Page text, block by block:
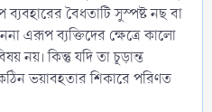
বৈধতাটি সুস্পষ্ট নছ বা
এরূপ ব্যক্তিদের ক্ষেত্রে কালো
নয়। কিন্তু যদি তা চূড়ান্ত
ভয়াবহতার শিকারে পরিণত